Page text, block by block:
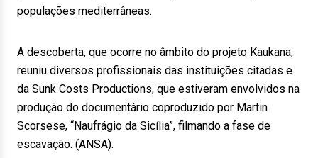
populações mediterrâneas.
A descoberta, que ocorre no âmbito do projeto Kaukana,
reuniu diversos profissionais das instituições citadas e
da Sunk Costs Productions, que estiveram envolvidos na
produção do documentário coproduzido por Martin
Scorsese, “Naufrágio da Sicília”, filmando a fase de
escavação. (ANSA).